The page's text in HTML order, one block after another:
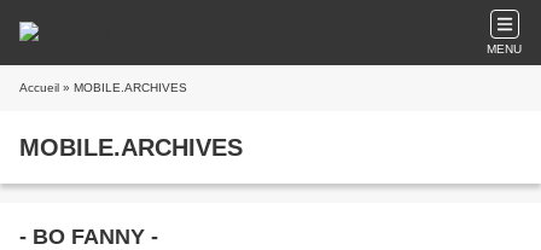
MENU
Accueil » MOBILE.ARCHIVES
MOBILE.ARCHIVES
- BO FANNY -